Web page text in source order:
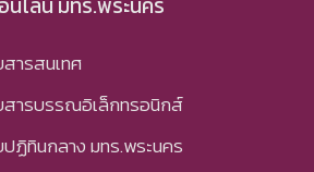
ารสนเทศ
สารบรรณอิเล็กทรอนิกส์
ฏิทินกลาง มทร.พระนคร